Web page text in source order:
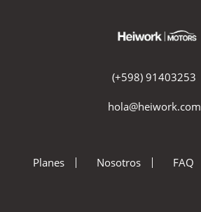
(+598) 91403253
hola@heiwork.com
Planes Nosotros FAQ